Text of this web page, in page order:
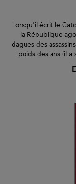
Lorsqu'il écrit le
la République
dagues des
poids des ans (il a